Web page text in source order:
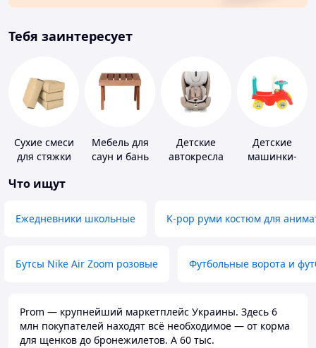
Тебя заинтересует
Сухие смеси
для стяжки
Мебель для
саун и бань
Детские
автокресла
Детские
машинки-
Что ищут
Ежедневники школьные K-pop руми костюм для
Бутсы Nike Air Zoom розовые Футбольные ворота и
Prom — крупнейший маркетплейс Украины. Здесь 6
млн покупателей находят всё необходимое — от корма
для щенков до бронежилетов. А 60 тыс.